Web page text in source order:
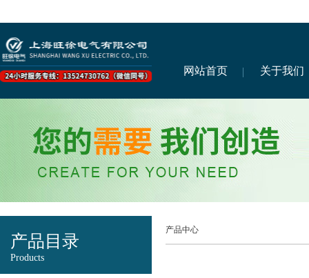
网站首页 关于我们
产品目录
Products
产品中心